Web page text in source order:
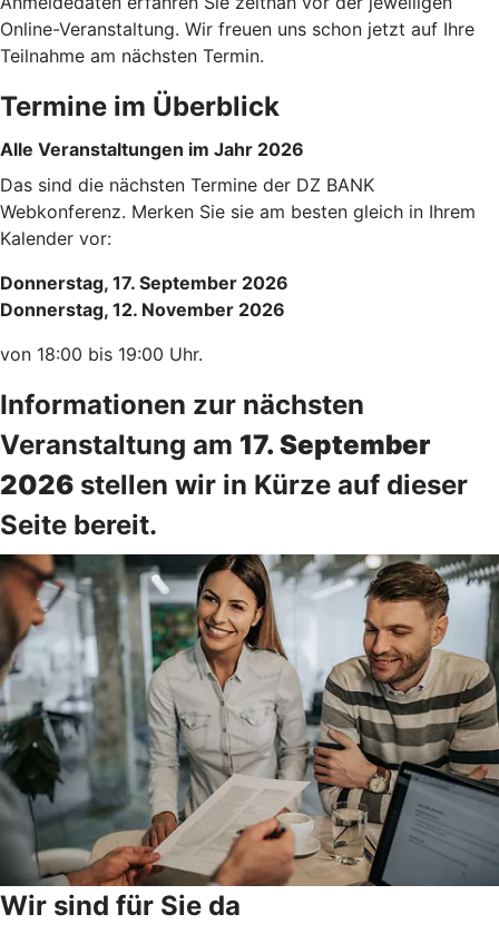
Online-Veranstaltung. Wir freuen uns schon jetzt auf Ihre
Teilnahme am nächsten Termin.
Termine im Überblick
Alle Veranstaltungen im Jahr 2026
Das sind die nächsten Termine der DZ BANK
Webkonferenz. Merken Sie sie am besten gleich in Ihrem
Kalender vor:
Donnerstag, 17. September 2026
Donnerstag, 12. November 2026
von 18:00 bis 19:00 Uhr.
Informationen zur nächsten
Veranstaltung am 17. September
2026 stellen wir in Kürze auf dieser
Seite bereit.
Wir sind für Sie da